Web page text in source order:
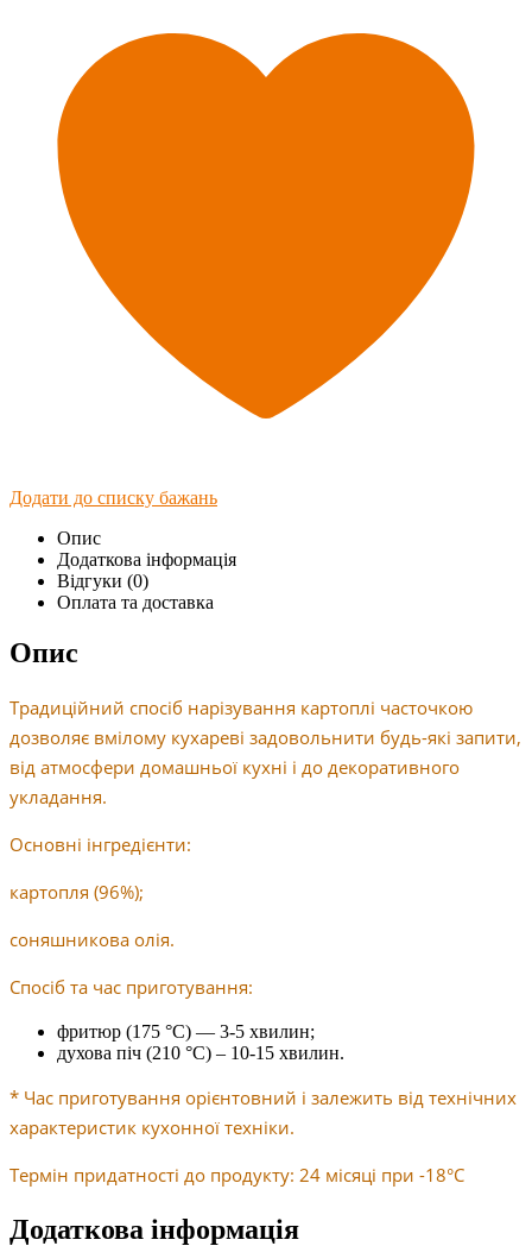
Додати до списку бажань
Опис
Додаткова інформація
Відгуки (0)
Оплата та доставка
Опис
Традиційний спосіб нарізування картоплі часточкою
дозволяє вмілому кухареві задовольнити будь-які запити,
від атмосфери домашньої кухні і до декоративного
укладання.
Основні інгредієнти:
картопля (96%);
соняшникова олія.
Спосіб та час приготування:
фритюр (175 °C) — 3-5 хвилин;
духова піч (210 °C) – 10-15 хвилин.
* Час приготування орієнтовний і залежить від технічних
характеристик кухонної техніки.
Термін придатності до продукту: 24 місяці при -18°C
Додаткова інформація